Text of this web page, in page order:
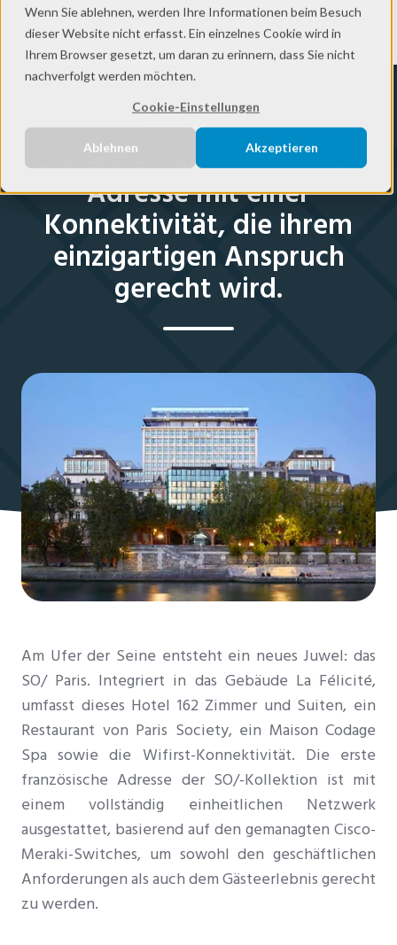
Wenn Sie ablehnen, werden Ihre Informationen beim Besuch
dieser Website nicht erfasst. Ein einzelnes Cookie wird in
Ihrem Browser gesetzt, um daran zu erinnern, dass Sie nicht
nachverfolgt werden möchten.
Cookie-Einstellungen
Ablehnen Akzeptieren
DE
Success Story
Die erste französische SO/
Adresse mit einer
Konnektivität, die ihrem
einzigartigen Anspruch
gerecht wird.
Am Ufer der Seine entsteht ein neues Juwel: das
SO/ Paris. Integriert in das Gebäude La Félicité,
umfasst dieses Hotel 162 Zimmer und Suiten, ein
Restaurant von Paris Society, ein Maison Codage
Spa sowie die Wifirst-Konnektivität. Die erste
französische Adresse der SO/-Kollektion ist mit
einem vollständig einheitlichen Netzwerk
ausgestattet, basierend auf den gemanagten Cisco-
Meraki-Switches, um sowohl den geschäftlichen
Anforderungen als auch dem Gästeerlebnis gerecht
zu werden.